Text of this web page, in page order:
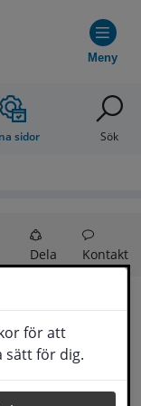
för att
sätt för dig.
Meny
sidor Sök
Dela Kontakt
bli aktuellt